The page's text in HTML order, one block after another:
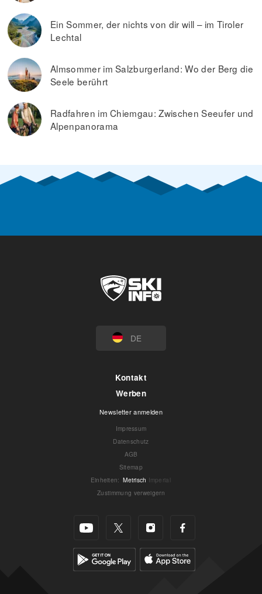
Ein Sommer, der nichts von dir will – im Tiroler
Lechtal
Almsommer im Salzburgerland: Wo der Berg die
Seele berührt
Radfahren im Chiemgau: Zwischen Seeufer und
Alpenpanorama
DE
Kontakt
Werben
Newsletter anmelden
Impressum
Datenschutz
AGB
Sitemap
Einheiten: Metrisch Imperial
Zustimmung verweigern